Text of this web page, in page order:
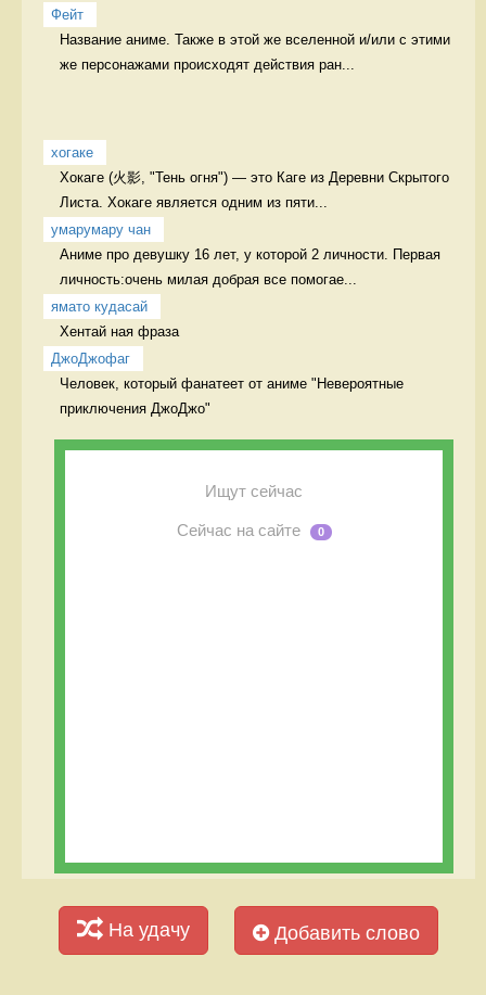
Фейт
Название аниме. Также в этой же вселенной и/или с этими
же персонажами происходят действия ран...
хогаке
Хокаге (火影, "Тень огня") — это Каге из Деревни Скрытого
Листа. Хокаге является одним из пяти...
умарумару чан
Аниме про девушку 16 лет, у которой 2 личности. Первая
личность:очень милая добрая все помогае...
ямато кудасай
Хентай ная фраза
ДжоДжофаг
Человек, который фанатеет от аниме "Невероятные
приключения ДжоДжо"
Ищут сейчас
Сейчас на сайте 0
На удачу Добавить слово